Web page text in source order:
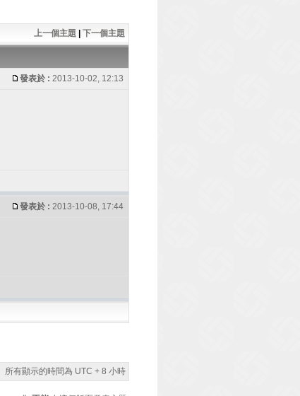
上一個主題 下一個主題
發表於 : 2013-10-02, 12:13
發表於 : 2013-10-08, 17:44
所有顯示的時間為 UTC + 8 小時